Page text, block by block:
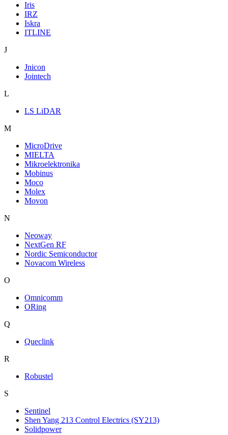
Iris
IRZ
Iskra
ITLINE
J
Jnicon
Jointech
L
LS LiDAR
M
MicroDrive
MIELTA
Mikroelektronika
Mobinus
Moco
Molex
Movon
N
Neoway
NextGen RF
Nordic Semiconductor
Novacom Wireless
O
Omnicomm
ORing
Q
Queclink
R
Robustel
S
Sentinel
Shen Yang 213 Control Electrics (SY213)
Solidpower